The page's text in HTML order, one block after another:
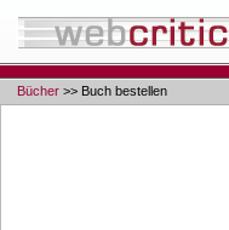
Bücher >> Buch bestellen